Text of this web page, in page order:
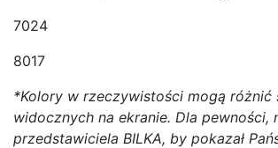
7024
8017
*Kolory w rzeczywistości mogą różnić
widocznych na ekranie. Dla pewności,
przedstawiciela BILKA, by pokazał